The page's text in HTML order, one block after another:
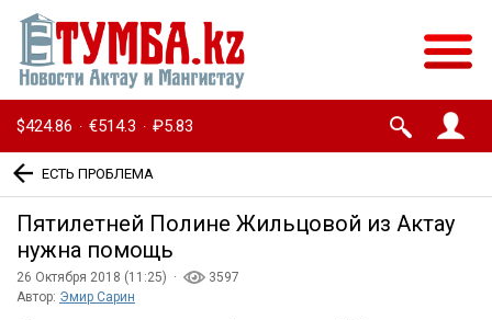
$424.86 · €514.3 · ₽5.83
ЕСТЬ ПРОБЛЕМА
Пятилетней Полине Жильцовой из Актау
нужна помощь
26 Октября 2018 (11:25) ·
3597
Автор: Эмир Сарин